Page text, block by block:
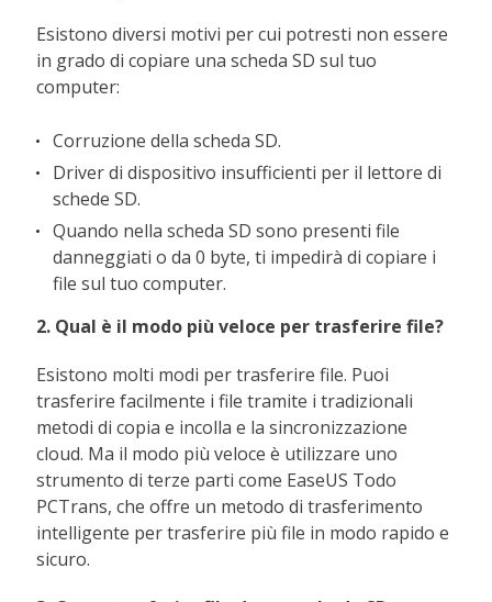
Esistono diversi motivi per cui potresti non essere
in grado di copiare una scheda SD sul tuo
computer:
Corruzione della scheda SD.
Driver di dispositivo insufficienti per il lettore di
schede SD.
Quando nella scheda SD sono presenti file
danneggiati o da 0 byte, ti impedirà di copiare i
file sul tuo computer.
2. Qual è il modo più veloce per trasferire file?
Esistono molti modi per trasferire file. Puoi
trasferire facilmente i file tramite i tradizionali
metodi di copia e incolla e la sincronizzazione
cloud. Ma il modo più veloce è utilizzare uno
strumento di terze parti come EaseUS Todo
PCTrans, che offre un metodo di trasferimento
intelligente per trasferire più file in modo rapido e
sicuro.